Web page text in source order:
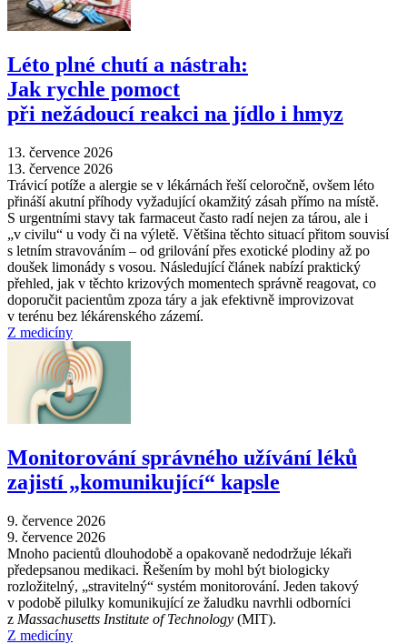
Léto plné chutí a nástrah:
Jak rychle pomoct
při nežádoucí reakci na jídlo i hmyz
13. července 2026
13. července 2026
Trávicí potíže a alergie se v lékárnách řeší celoročně, ovšem léto
přináší akutní příhody vyžadující okamžitý zásah přímo na místě.
S urgentními stavy tak farmaceut často radí nejen za tárou, ale i
„v civilu“ u vody či na výletě. Většina těchto situací přitom souvisí
s letním stravováním –⁠ od grilování přes exotické plodiny až po
doušek limonády s vosou. Následující článek nabízí praktický
přehled, jak v těchto krizových momentech správně reagovat, co
doporučit pacientům zpoza táry a jak efektivně improvizovat
v terénu bez lékárenského zázemí.
Z medicíny
Monitorování správného užívání léků
zajistí „komunikující“ kapsle
9. července 2026
9. července 2026
Mnoho pacientů dlouhodobě a opakovaně nedodržuje lékaři
předepsanou medikaci. Řešením by mohl být biologicky
rozložitelný, „stravitelný“ systém monitorování. Jeden takový
v podobě pilulky komunikující ze žaludku navrhli odborníci
z Massachusetts Institute of Technology (MIT).
Z medicíny